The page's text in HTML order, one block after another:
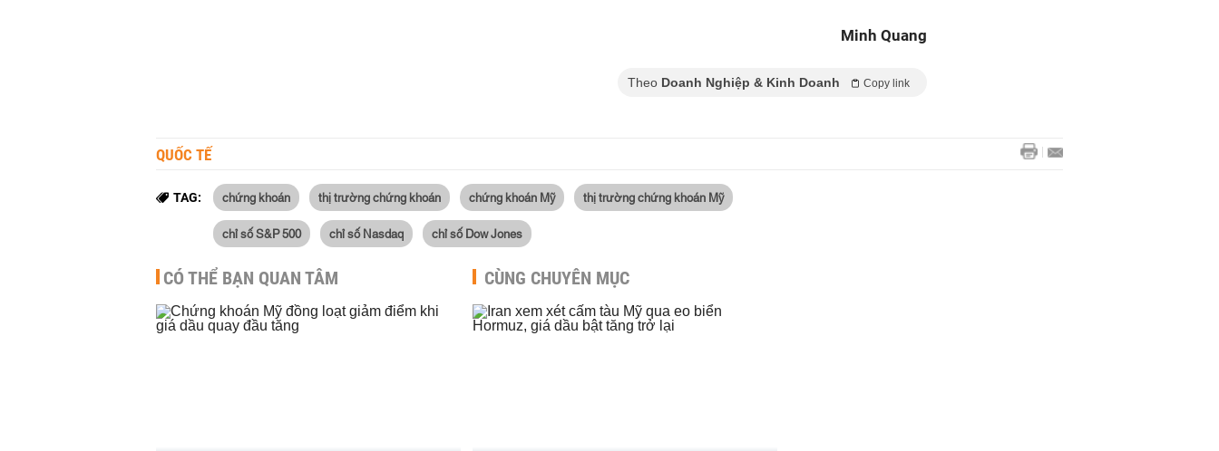
Minh Quang
Theo Doanh Nghiệp & Kinh Doanh Copy link
QUỐC TẾ
TAG: chứng khoán thị trường chứng khoán chứng khoán Mỹ thị trường chứng khoán Mỹ
chỉ số S&P 500 chỉ số Nasdaq chỉ số Dow Jones
CÓ THỂ BẠN QUAN TÂM CÙNG CHUYÊN MỤC